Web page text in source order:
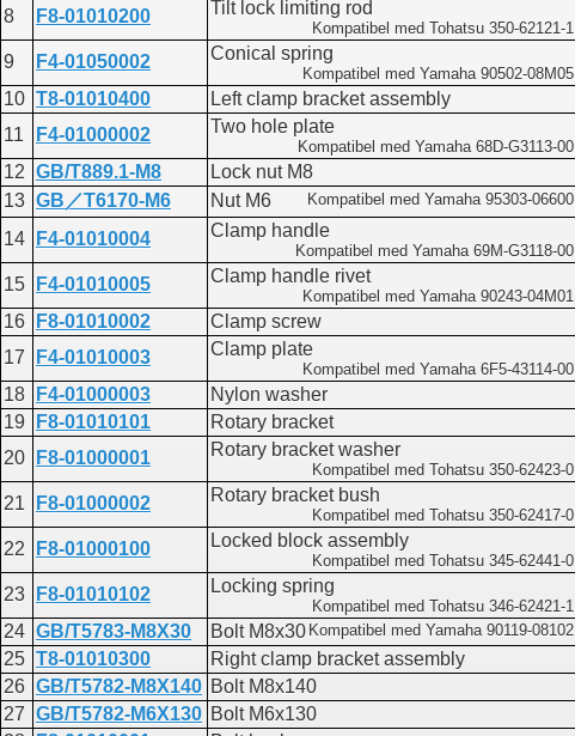
8
F8-01010200 Tilt lock limiting rod
Kompatibel med Tohatsu 350-62121-1
9 F4-01050002 Conical spring
Kompatibel med Yamaha 90502-08M05
10 T8-01010400
Left clamp bracket assembly
11
F4-01000002 Two hole plate
Kompatibel med Yamaha 68D-G3113-00
12 GB/T889.1-M8
Lock nut M8
13 GB／T6170-M6 Nut M6 Kompatibel med Yamaha 95303-06600
14 F4-01010004 Clamp handle
Kompatibel med Yamaha 69M-G3118-00
15 F4-01010005 Clamp handle rivet
Kompatibel med Yamaha 90243-04M01
16 F8-01010002
Clamp screw
17
F4-01010003 Clamp plate
Kompatibel med Yamaha 6F5-43114-00
18 F4-01000003
Nylon washer
19
F8-01010101
Rotary bracket
20
F8-01000001 Rotary bracket washer
Kompatibel med Tohatsu 350-62423-0
21 F8-01000002 Rotary bracket bush
Kompatibel med Tohatsu 350-62417-0
22 F8-01000100 Locked block assembly
Kompatibel med Tohatsu 345-62441-0
23 F8-01010102 Locking spring
Kompatibel med Tohatsu 346-62421-1
24 GB/T5783-M8X30 Bolt M8x30 Kompatibel med Yamaha 90119-08102
25 T8-01010300
Right clamp bracket assembly
26 GB/T5782-M8X140 Bolt M8x140
27 GB/T5782-M6X130 Bolt M6x130